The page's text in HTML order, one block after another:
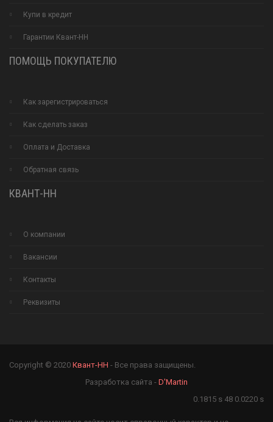
Купи в кредит
Гарантии Квант-НН
ПОМОЩЬ ПОКУПАТЕЛЮ
Как зарегистрироваться
Как сделать заказ
Оплата и Доставка
Обратная связь
КВАНТ-НН
О компании
Вакансии
Контакты
Реквизиты
Copyright © 2020 Квант-НН - Все права защищены.
Разработка сайта - D'Martin
0.1815 s 48 0.0220 s